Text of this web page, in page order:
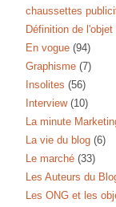
chaussettes
Définition de l'objet
En vogue (94)
Graphisme (7)
Insolites (56)
Interview (10)
La minute
La vie du blog (6)
Le marché (33)
Les Auteurs du
Les ONG et les